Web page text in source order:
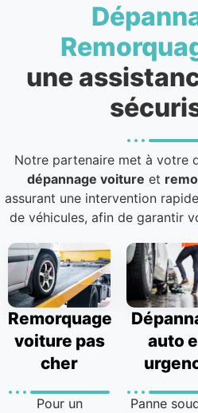
une
Notre partenaire met à votre
dépannage voiture et
assurant une intervention
de véhicules, afin de garantir
Remorquage
voiture pas
cher
Pour un
auto
Panne